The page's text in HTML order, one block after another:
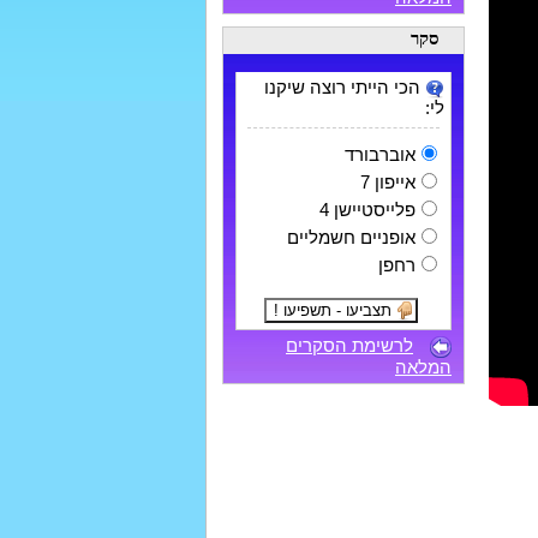
סקר
הכי הייתי רוצה שיקנו
לי:
אוברבורד
אייפון 7
פלייסטיישן 4
אופניים חשמליים
רחפן
לרשימת הסקרים
המלאה